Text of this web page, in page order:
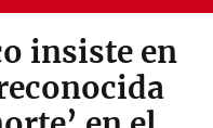
insiste en